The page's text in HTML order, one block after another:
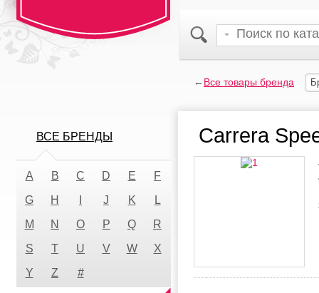
←Все товары бренда
Carrera
ВСЕ БРЕНДЫ
A B C D E
F
G
H J K
L
M
N O P Q
R
S
T U V W
X
Y
Z #